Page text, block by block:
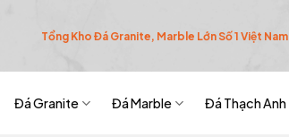
Tổng Kho Đá Granite, Marble Lớn Số 1 Việt Nam
Đá Granite Đá Marble Đá Thạch Anh